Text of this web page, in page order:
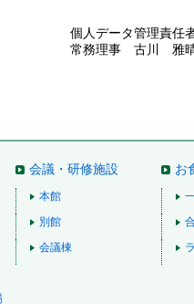
個人データ管理責任
常務理事 古川 雅
会議・研修施設
本館
別館
会議棟
お